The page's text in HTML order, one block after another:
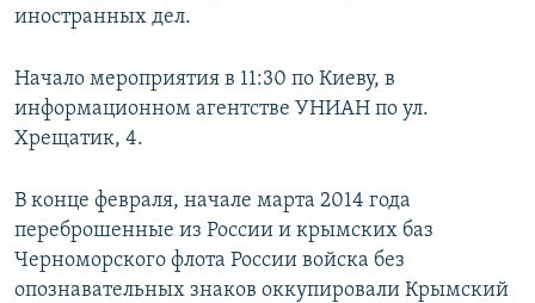
иностранных дел.
Начало мероприятия в 11:30 по Киеву, в
информационном агентстве УНИАН по ул.
Хрещатик, 4.
В конце февраля, начале марта 2014 года
переброшенные из России и крымских баз
Черноморского флота России войска без
опознавательных знаков оккупировали Крымский